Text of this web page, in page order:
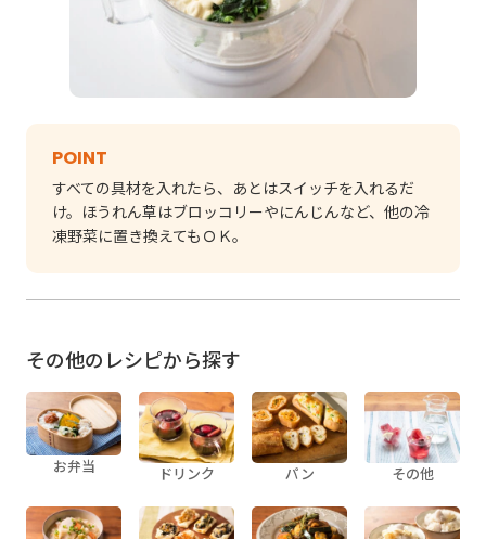
POINT
すべての具材を入れたら、あとはスイッチを入れるだ
け。ほうれん草はブロッコリーやにんじんなど、他の冷
凍野菜に置き換えてもＯＫ。
その他のレシピから探す
お弁当 ドリンク パン その他